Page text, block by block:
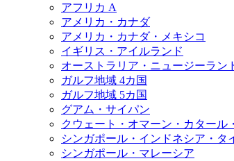
アフリカ A
アメリカ・カナダ
アメリカ・カナダ・メキシコ
イギリス・アイルランド
オーストラリア・ニュージーラン
ガルフ地域 4カ国
ガルフ地域 5カ国
グアム・サイパン
クウェート・オマーン・カタール
シンガポール・インドネシア・タ
シンガポール・マレーシア